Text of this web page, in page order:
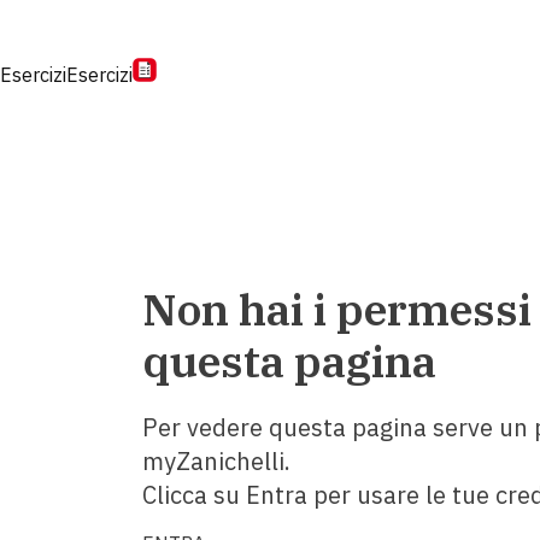
EserciziEsercizi
Non hai i
questa pagina
Per vedere questa pagina serve un
myZanichelli.
Clicca su Entra per usare le tue